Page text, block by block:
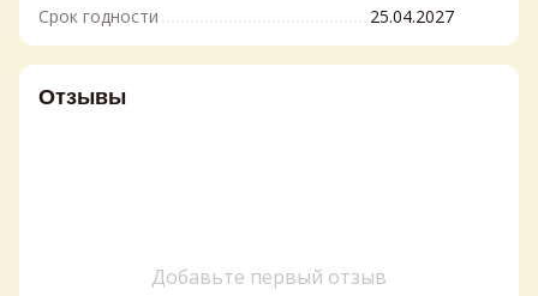
Срок годности
25.04.2027
Отзывы
Добавьте первый отзыв